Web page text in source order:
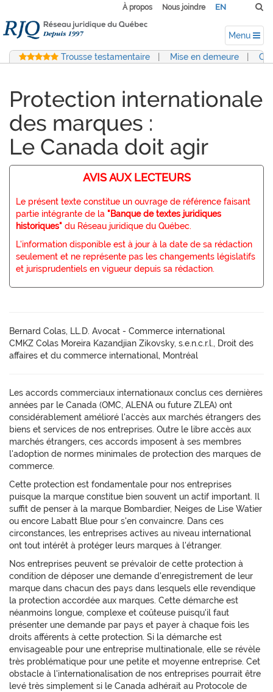
À propos Nous joindre EN
Menu
Trousse testamentaire Mise en demeure
Protection internationale
des marques :
Le Canada doit agir
AVIS AUX LECTEURS
Le présent texte constitue un ouvrage de référence faisant
partie intégrante de la "Banque de textes juridiques
historiques" du Réseau juridique du Québec.
L'information disponible est à jour à la date de sa rédaction
seulement et ne représente pas les changements législatifs
et jurisprudentiels en vigueur depuis sa rédaction.
Bernard Colas, LL.D. Avocat - Commerce international
CMKZ Colas Moreira Kazandjian Zikovsky, s.e.n.c.r.l., Droit des
affaires et du commerce international, Montréal
Les accords commerciaux internationaux conclus ces dernières
années par le Canada (OMC, ALENA ou future ZLEA) ont
considérablement amélioré l'accès aux marchés étrangers des
biens et services de nos entreprises. Outre le libre accès aux
marchés étrangers, ces accords imposent à ses membres
l'adoption de normes minimales de protection des marques de
commerce.
Cette protection est fondamentale pour nos entreprises
puisque la marque constitue bien souvent un actif important. Il
suffit de penser à la marque Bombardier, Neiges de Lise Watier
ou encore Labatt Blue pour s'en convaincre. Dans ces
circonstances, les entreprises actives au niveau international
ont tout intérêt à protéger leurs marques à l'étranger.
Nos entreprises peuvent se prévaloir de cette protection à
condition de déposer une demande d'enregistrement de leur
marque dans chacun des pays dans lesquels elle revendique
la protection accordée aux marques. Cette démarche est
néanmoins longue, complexe et coûteuse puisqu'il faut
présenter une demande par pays et payer à chaque fois les
droits afférents à cette protection. Si la démarche est
envisageable pour une entreprise multinationale, elle se révèle
très problématique pour une petite et moyenne entreprise. Cet
obstacle à l'internationalisation de nos entreprises pourrait être
levé très simplement si le Canada adhérait au Protocole de